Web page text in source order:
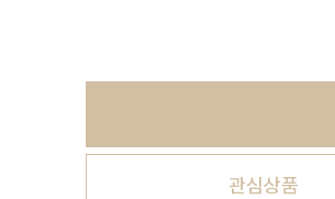
관심상품